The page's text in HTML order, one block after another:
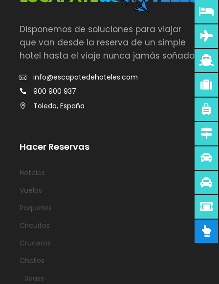
Disponemos de soluciones para viajar
que van desde la reserva de un simple
hotel hasta el viaje nunca jamás soñado.
info@escapatedehoteles.com
900 900 937
Toledo, España
Hacer Reservas
Hoteles
Vuelos
Paquetes
Circuitos
Cruceros
Chollos
Spass